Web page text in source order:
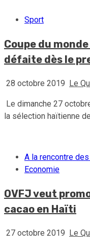
Sport
Coupe du
défaite dès le
28 octobre 2019 Le
Le dimanche 27
la sélection haïtienne
A la rencontre
Economie
OVFJ veut
cacao en Haïti
27 octobre 2019 Le